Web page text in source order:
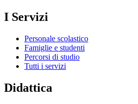
I Servizi
Personale scolastico
Famiglie e studenti
Percorsi di studio
Tutti i servizi
Didattica